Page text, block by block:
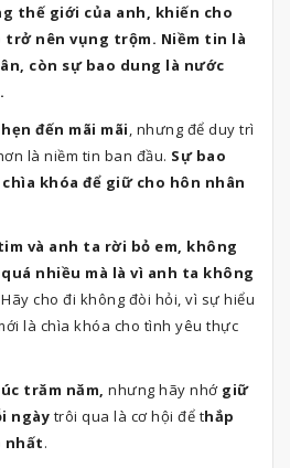
thế giới của anh, khiến cho
nên vụng trộm. Niềm tin là
còn sự bao dung là nước
đến mãi mãi , nhưng để duy trì
là niềm tin ban đầu. Sự bao
khóa để giữ cho hôn nhân
và anh ta rời bỏ em, không
nhiều mà là vì anh ta không
Hãy cho đi không đòi hỏi, vì sự hiểu
là chìa khóa cho tình yêu thực
trăm năm, nhưng hãy nhớ giữ
ngày trôi qua là cơ hội để thắp
nhất.